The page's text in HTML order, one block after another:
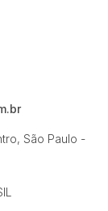
São Paulo -